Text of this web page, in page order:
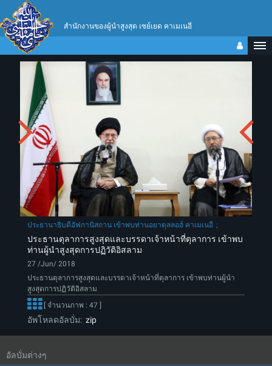
สำนักงานของผู้นำสูงสุด เซย์เยด คาเมเนอี
ประธานาธิบดีอัฟกานิสถาน เข้าพบท่านอยาตุลลอฮ์ คาเมเนอี
ประธานตุลาการสูงสุดและบรรดาเจ้าหน้าที่ตุลาการ เข้าพบ
ท่านผู้นำสูงสุดการปฏิวัติอิสลาม
27 /Jun/ 2018
ประธานตุลาการสูงสุดและบรรดาเจ้าหน้าที่ตุลาการ เข้าพบท่านผู้นำ
สูงสุดการปฏิวัติอิสลาม
[ จำนวนภาพ : 47 ]
อัพโหลดอัลบั่ม: zip
อัลบั่มต่างๆ